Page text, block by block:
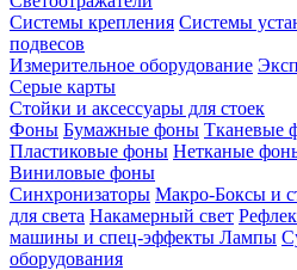
Системы крепления Системы
подвесов
Измерительное оборудование
Серые карты
Стойки и аксессуары для стоек
Фоны Бумажные фоны Тканевые
Пластиковые фоны Нетканые
Виниловые фоны
Синхронизаторы Макро-Боксы и
для света Накамерный свет
машины и спец-эффекты Лампы
оборудования